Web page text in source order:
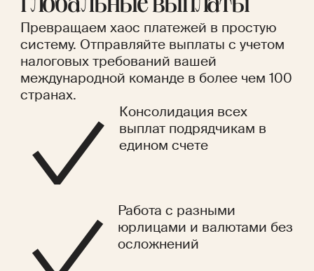
Глобальные выплаты
Превращаем хаос платежей в простую
систему. Отправляйте выплаты с учетом
налоговых требований вашей
международной команде в более чем 100
странах.
Консолидация всех
выплат подрядчикам в
едином счете
Работа с разными
юрлицами и валютами без
осложнений